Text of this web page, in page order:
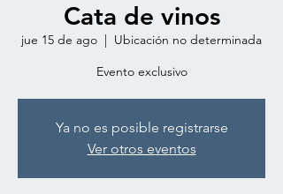
Cata de vinos
jue 15 de ago
  |
Ubicación no determinada
Evento exclusivo
Ya no es posible registrarse
Ver otros eventos